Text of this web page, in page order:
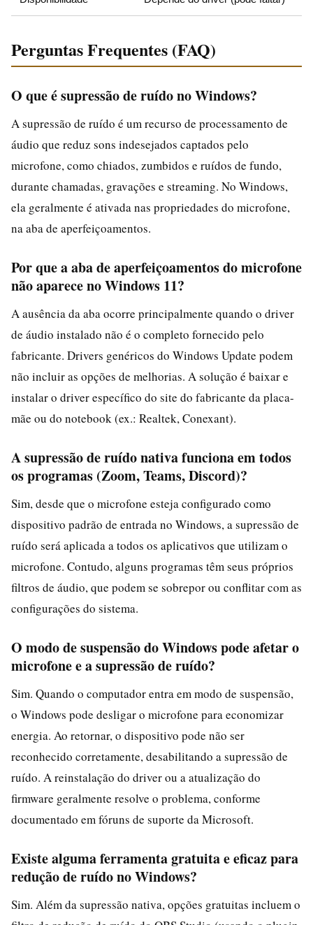
Perguntas Frequentes (FAQ)
O que é supressão de ruído no Windows?
A supressão de ruído é um recurso de processamento de
áudio que reduz sons indesejados captados pelo
microfone, como chiados, zumbidos e ruídos de fundo,
durante chamadas, gravações e streaming. No Windows,
ela geralmente é ativada nas propriedades do microfone,
na aba de aperfeiçoamentos.
Por que a aba de aperfeiçoamentos do microfone
não aparece no Windows 11?
A ausência da aba ocorre principalmente quando o driver
de áudio instalado não é o completo fornecido pelo
fabricante. Drivers genéricos do Windows Update podem
não incluir as opções de melhorias. A solução é baixar e
instalar o driver específico do site do fabricante da placa-
mãe ou do notebook (ex.: Realtek, Conexant).
A supressão de ruído nativa funciona em todos
os programas (Zoom, Teams, Discord)?
Sim, desde que o microfone esteja configurado como
dispositivo padrão de entrada no Windows, a supressão de
ruído será aplicada a todos os aplicativos que utilizam o
microfone. Contudo, alguns programas têm seus próprios
filtros de áudio, que podem se sobrepor ou conflitar com as
configurações do sistema.
O modo de suspensão do Windows pode afetar o
microfone e a supressão de ruído?
Sim. Quando o computador entra em modo de suspensão,
o Windows pode desligar o microfone para economizar
energia. Ao retornar, o dispositivo pode não ser
reconhecido corretamente, desabilitando a supressão de
ruído. A reinstalação do driver ou a atualização do
firmware geralmente resolve o problema, conforme
documentado em fóruns de suporte da Microsoft.
Existe alguma ferramenta gratuita e eficaz para
redução de ruído no Windows?
Sim. Além da supressão nativa, opções gratuitas incluem o